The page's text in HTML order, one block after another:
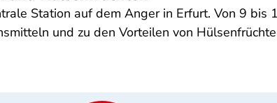
Station auf dem Anger in Erfurt. Von 9 bis
und zu den Vorteilen von